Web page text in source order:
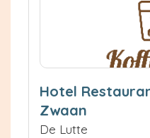
Hotel
Zwaan
De Lutte